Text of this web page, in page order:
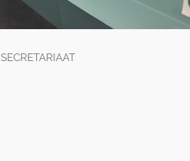
SECRETARIAAT